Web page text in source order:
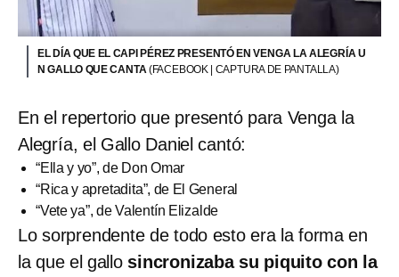
EL DÍA QUE EL CAPI PÉREZ PRESENTÓ EN VENGA LA ALEGRÍA U
N GALLO QUE CANTA (FACEBOOK | CAPTURA DE PANTALLA)
En el repertorio que presentó para Venga la
Alegría, el Gallo Daniel cantó:
“Ella y yo”, de Don Omar
“Rica y apretadita”, de El General
“Vete ya”, de Valentín Elizalde
Lo sorprendente de todo esto era la forma en
la que el gallo sincronizaba su piquito con la